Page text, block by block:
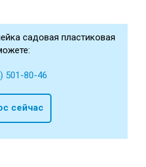
садовая пластиковая
501-80-46
сейчас